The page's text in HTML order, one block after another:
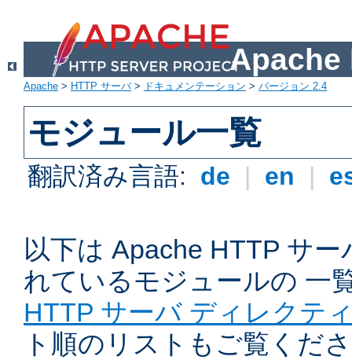
Apache
Apache > HTTP サーバ> ドキュメンテーション > バージョン 2.4
モジュール一覧
翻訳済み言語: de | en |
以下は Apache HTTP サ
れているモジュールの 一
HTTP サーバ ディレクテ
ト順のリストもご覧くだ